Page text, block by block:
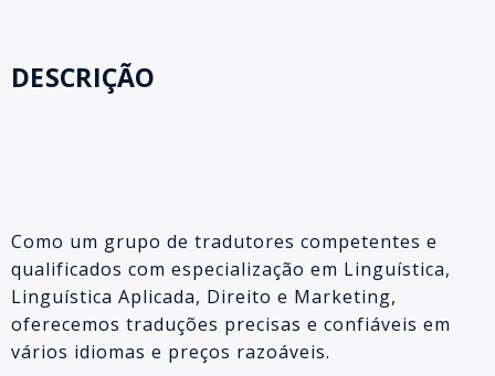
DESCRIÇÃO
Como um grupo de tradutores competentes e
qualificados com especialização em Linguística,
Linguística Aplicada, Direito e Marketing,
oferecemos traduções precisas e confiáveis em
vários idiomas e preços razoáveis.